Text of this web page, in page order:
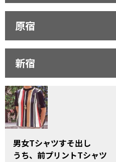
原宿
新宿
男女Tシャツすそ出し
うち、前プリントTシャツ